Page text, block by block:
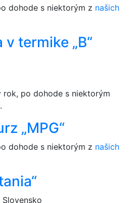
dohode s niektorým z našich
termike „B“
rok, po dohode s niektorým
.
„MPG“
dohode s niektorým z našich
Slovensko